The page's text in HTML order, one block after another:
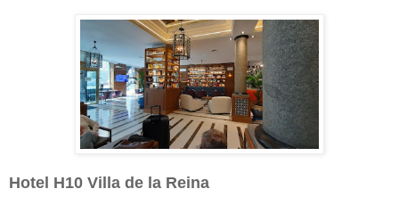
Hotel H10 Villa de la Reina